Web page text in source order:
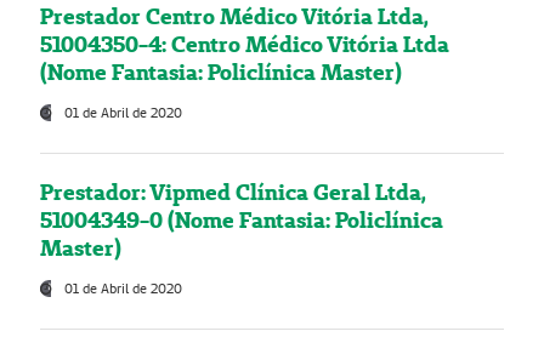
Prestador Centro Médico Vitória Ltda,
51004350-4: Centro Médico Vitória Ltda
(Nome Fantasia: Policlínica Master)
01 de Abril de 2020
Prestador: Vipmed Clínica Geral Ltda,
51004349-0 (Nome Fantasia: Policlínica
Master)
01 de Abril de 2020